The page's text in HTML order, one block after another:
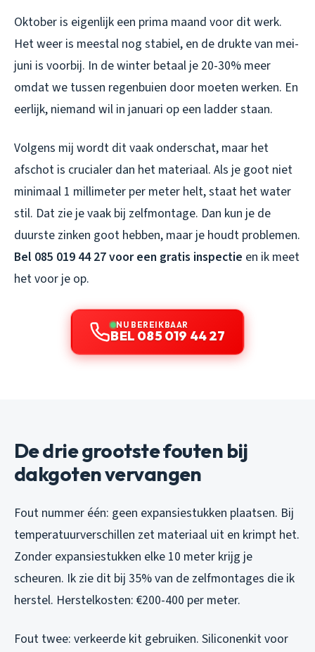
Oktober is eigenlijk een prima maand voor dit werk.
Het weer is meestal nog stabiel, en de drukte van mei-
juni is voorbij. In de winter betaal je 20-30% meer
omdat we tussen regenbuien door moeten werken. En
eerlijk, niemand wil in januari op een ladder staan.
Volgens mij wordt dit vaak onderschat, maar het
afschot is crucialer dan het materiaal. Als je goot niet
minimaal 1 millimeter per meter helt, staat het water
stil. Dat zie je vaak bij zelfmontage. Dan kun je de
duurste zinken goot hebben, maar je houdt problemen.
Bel 085 019 44 27 voor een gratis inspectie en ik meet
het voor je op.
NU BEREIKBAAR
BEL 085 019 44 27
De drie grootste fouten bij
dakgoten vervangen
Fout nummer één: geen expansiestukken plaatsen. Bij
temperatuurverschillen zet materiaal uit en krimpt het.
Zonder expansiestukken elke 10 meter krijg je
scheuren. Ik zie dit bij 35% van de zelfmontages die ik
herstel. Herstelkosten: €200-400 per meter.
Fout twee: verkeerde kit gebruiken. Siliconenkit voor